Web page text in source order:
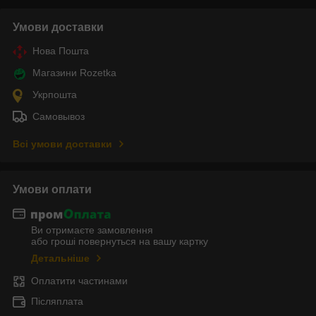
Умови доставки
Нова Пошта
Магазини Rozetka
Укрпошта
Самовывоз
Всі умови доставки
Умови оплати
Ви отримаєте замовлення
або гроші повернуться на вашу картку
Детальніше
Оплатити частинами
Післяплата